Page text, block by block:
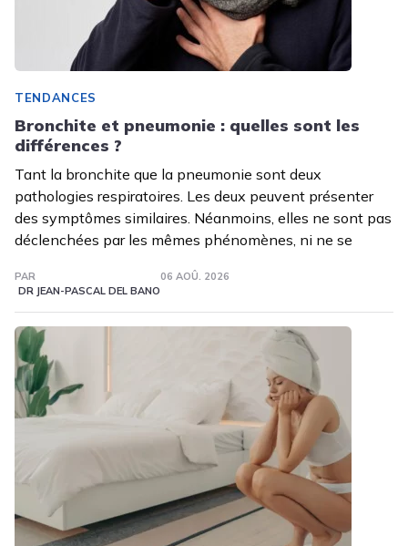
TENDANCES
Bronchite et pneumonie : quelles sont les
différences ?
Tant la bronchite que la pneumonie sont deux
pathologies respiratoires. Les deux peuvent présenter
des symptômes similaires. Néanmoins, elles ne sont pas
déclenchées par les mêmes phénomènes, ni ne se
PAR
DR JEAN-PASCAL DEL BANO
06 AOÛ. 2026